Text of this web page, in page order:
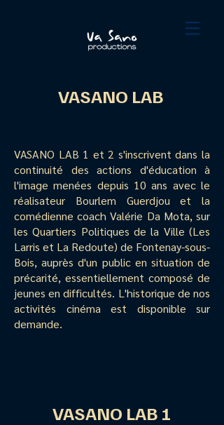
VASANO LAB
VASANO LAB 1 et 2 s'inscrivent dans la
continuité des actions d'éducation à
l'image menées depuis 10 ans avec le
réalisateur Bourlem Guerdjou et la
comédienne coach Valérie Da Mota, sur
les Quartiers Politiques de la Ville (Les
Larris et La Redoute) de Fontenay-sous-
Bois, auprès d'un public en situation de
précarité, essentiellement composé de
jeunes en difficultés. L'historique de nos
activités cinéma est disponible sur
demande.
VASANO LAB 1